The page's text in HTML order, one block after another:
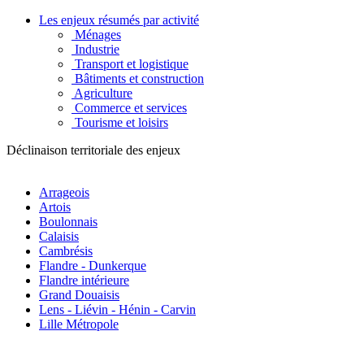
Les enjeux résumés par activité
Ménages
Industrie
Transport et logistique
Bâtiments et construction
Agriculture
Commerce et services
Tourisme et loisirs
Déclinaison territoriale des enjeux
Arrageois
Artois
Boulonnais
Calaisis
Cambrésis
Flandre - Dunkerque
Flandre intérieure
Grand Douaisis
Lens - Liévin - Hénin - Carvin
Lille Métropole